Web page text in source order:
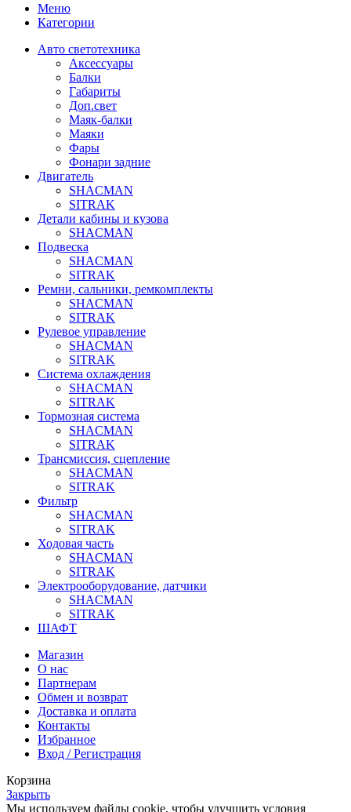
Меню
Категории
Авто светотехника
Аксессуары
Балки
Габариты
Доп.свет
Маяк-балки
Маяки
Фары
Фонари задние
Двигатель
SHACMAN
SITRAK
Детали кабины и кузова
SHACMAN
Подвеска
SHACMAN
SITRAK
Ремни, сальники, ремкомплекты
SHACMAN
SITRAK
Рулевое управление
SHACMAN
SITRAK
Система охлаждения
SHACMAN
SITRAK
Тормозная система
SHACMAN
SITRAK
Трансмиссия, сцепление
SHACMAN
SITRAK
Фильтр
SHACMAN
SITRAK
Ходовая часть
SHACMAN
SITRAK
Электрооборудование, датчики
SHACMAN
SITRAK
ШАФТ
Магазин
О нас
Партнерам
Обмен и возврат
Доставка и оплата
Контакты
Избранное
Вход / Регистрация
Корзина
Закрыть
Мы используем файлы cookie, чтобы улучшить условия